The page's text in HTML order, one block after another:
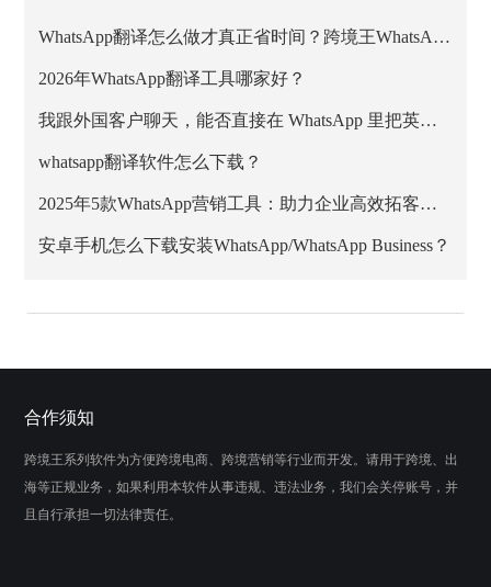
WhatsApp翻译怎么做才真正省时间？跨境王WhatsApp客服系统的正确用法
2026年WhatsApp翻译工具哪家好？
我跟外国客户聊天，能否直接在 WhatsApp 里把英文消息翻成中文？
whatsapp翻译软件怎么下载？
2025年5款WhatsApp营销工具：助力企业高效拓客与私域增长
安卓手机怎么下载安装WhatsApp/WhatsApp Business？
合作须知
跨境王系列软件为方便跨境电商、跨境营销等行业而开发。请用于跨境、出
海等正规业务，如果利用本软件从事违规、违法业务，我们会关停账号，并
且自行承担一切法律责任。